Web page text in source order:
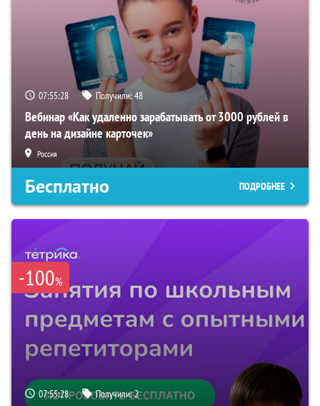
07:55:27 Получили:48
Вебинар «Как удаленно зарабатывать от 3000 рублей в
день на дизайне карточек»
Россия
Бесплатно ПОДРОБНЕЕ
-100%
07:55:27 Получили:2